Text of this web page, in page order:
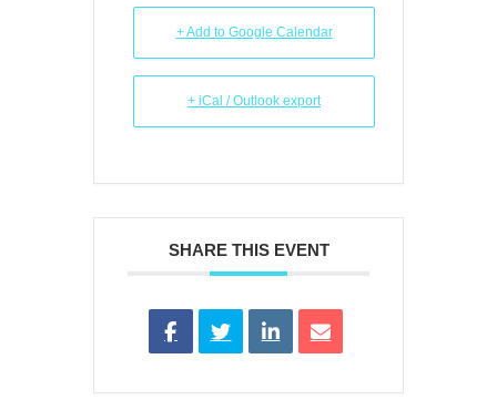
+ Add to Google Calendar
+ iCal / Outlook export
SHARE THIS EVENT